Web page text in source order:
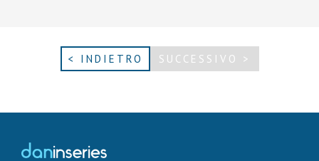
< INDIETRO SUCCESSIVO >